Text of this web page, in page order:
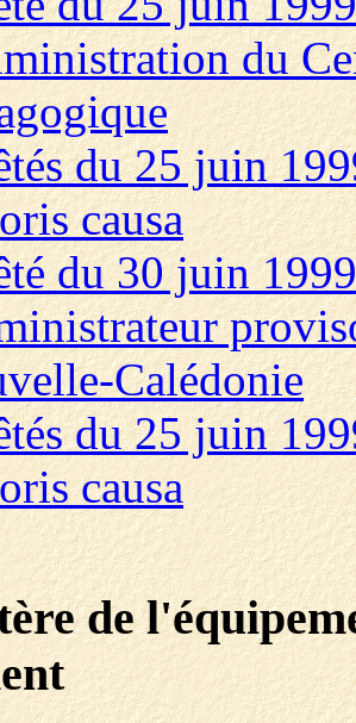
du
du 25 juin
causa
du 30 juin
Calédonie
du 25 juin
causa
de